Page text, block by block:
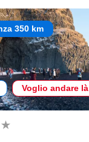
350 km
Voglio andare là